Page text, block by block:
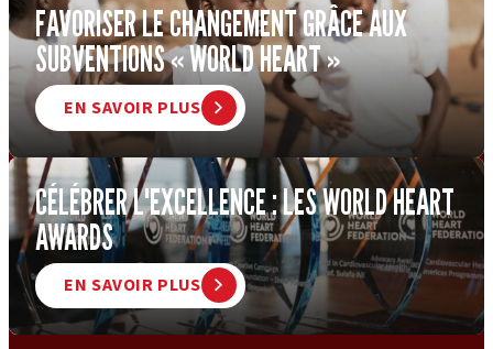
FAVORISER LE CHANGEMENT GRÂCE AUX
SUBVENTIONS « WORLD HEART »
EN SAVOIR PLUS
CÉLÉBRER L'EXCELLENCE : LES WORLD HEART
AWARDS
EN SAVOIR PLUS